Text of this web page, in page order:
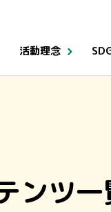
活動理念
ンツ一